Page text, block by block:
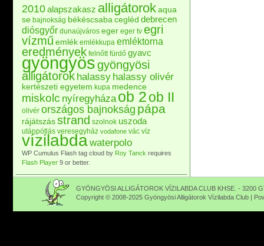
2010alapszakasz alligátorokaqua
se bajnokság békéscsaba cegléd debrecen
diósgyőr dunaújváros eger eger tv egri
vízműemlék emlékkupa emléktorna
eredmények felnőtt fürdő gyavc
gyöngyösgyöngyösi
alligátorok halassy halassy olivér
kertészeti egyetem kupa medence
miskolc nyíregyháza ob 2ob II
olivér országos bajnokság pápa
rájátszás strand szolnok uszoda
utánpótlás veresegyház vodafone vác víz
vízilabdawaterpolo
WP Cumulus Flash tag cloud by Roy Tanck requires
Flash Player 9 or better.
GYÖNGYÖSI ALLIGÁTOROK VÍZILABDA CLUB KHSE. - 3200
Copyright © 2008-2025 Gyöngyösi Alligátorok Vízilabda Club |